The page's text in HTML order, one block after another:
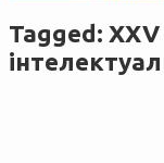
Tagged: ХXV